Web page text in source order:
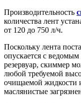
Производительность
количества лент
от 120 до 750 л/ч.
Поскольку лента
опускается с
резервуар, скиммер
любой требуемой
очищаемой жидкости
маслянистые